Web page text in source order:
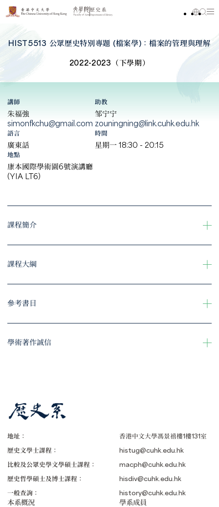
HIST5513 公眾歷史特別專題 (檔案學)：檔案的管理與理解
2022-2023（下學期）
講師
朱福強
simonfkchu@gmail.com
助教
邹宁宁
zouningning@link.cuhk.edu.hk
語言
廣東話
時間
星期一 18:30 - 20:15
地點
康本國際學術園6號演講廳
(YIA LT6)
課程簡介
課程大綱
參考書目
學術著作誠信
地址：
香港中文大學馮景禧樓1樓131室
歷史文學士課程：
histug@cuhk.edu.hk
比較及公眾史學文學碩士課程：
macph@cuhk.edu.hk
歷史哲學碩士及博士課程：
hisdiv@cuhk.edu.hk
一般查詢：
history@cuhk.edu.hk
本系概況 學系成員